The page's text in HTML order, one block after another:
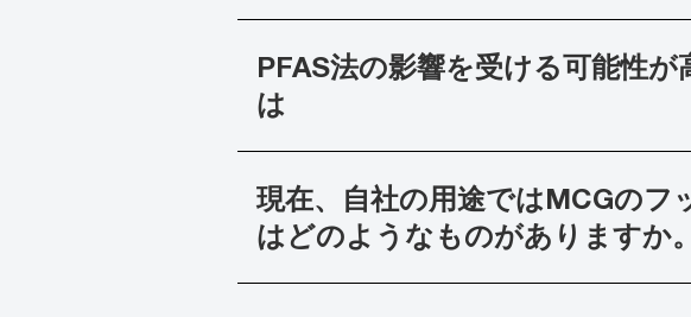
PFAS法の影響を受ける可能性
は
現在、自社の用途ではMCGのフ
はどのようなものがありますか。